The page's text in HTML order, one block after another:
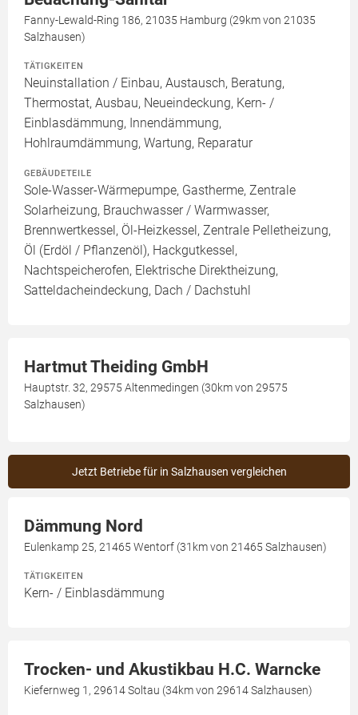
Fanny-Lewald-Ring 186, 21035 Hamburg (29km von 21035
Salzhausen)
TÄTIGKEITEN
Neuinstallation / Einbau, Austausch, Beratung,
Thermostat, Ausbau, Neueindeckung, Kern- /
Einblasdämmung, Innendämmung,
Hohlraumdämmung, Wartung, Reparatur
GEBÄUDETEILE
Sole-Wasser-Wärmepumpe, Gastherme, Zentrale
Solarheizung, Brauchwasser / Warmwasser,
Brennwertkessel, Öl-Heizkessel, Zentrale Pelletheizung,
Öl (Erdöl / Pflanzenöl), Hackgutkessel,
Nachtspeicherofen, Elektrische Direktheizung,
Satteldacheindeckung, Dach / Dachstuhl
Hartmut Theiding GmbH
Hauptstr. 32, 29575 Altenmedingen (30km von 29575
Salzhausen)
Jetzt Betriebe für in Salzhausen vergleichen
Dämmung Nord
Eulenkamp 25, 21465 Wentorf (31km von 21465 Salzhausen)
TÄTIGKEITEN
Kern- / Einblasdämmung
Trocken- und Akustikbau H.C. Warncke
Kiefernweg 1, 29614 Soltau (34km von 29614 Salzhausen)